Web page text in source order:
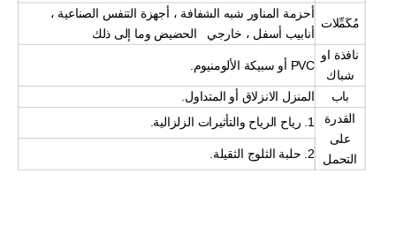
مُكَمِّلات
أحزمة المناور شبه الشفافة ، أجهزة التنفس الصناعية ،
أنابيب أسفل ، خارجي الحضيض وما إلى ذلك
نافذة او
شباك
PVC أو سبيكة الألومنيوم.
باب المنزل الانزلاق أو المتداول.
القدرة
على
التحمل
1. رياح الرياح والتأثيرات الزلزالية.
2. حلبة الثلوج الثقيلة.